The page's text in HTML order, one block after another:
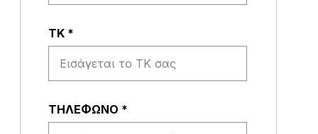
ΤΚ *
ΤΗΛΕΦΩΝΟ *